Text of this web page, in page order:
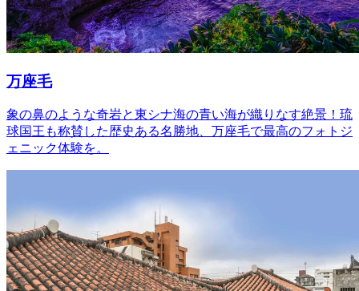
万座毛
象の鼻のような奇岩と東シナ海の青い海が織りなす絶景！琉
球国王も称賛した歴史ある名勝地、万座毛で最高のフォトジ
ェニック体験を。